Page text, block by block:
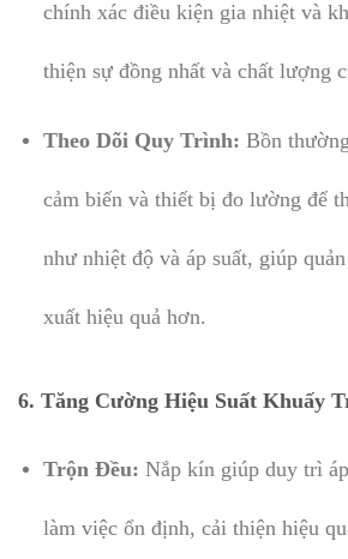
chính xác điều kiện gia nhiệt và
thiện sự đồng nhất và chất lượng
Theo Dõi Quy Trình: Bồn
cảm biến và thiết bị đo lường để
như nhiệt độ và áp suất, giúp
xuất hiệu quả hơn.
6. Tăng Cường Hiệu Suất Khuấy
Trộn Đều: Nắp kín giúp duy trì
làm việc ổn định, cải thiện hiệu